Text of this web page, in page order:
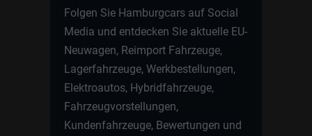
Folgen Sie Hamburgcars auf Social
Media und entdecken Sie aktuelle EU-
Neuwagen, Reimport Fahrzeuge,
Lagerfahrzeuge, Werkbestellungen,
Elektroautos, Hybridfahrzeuge,
Fahrzeugvorstellungen,
Kundenfahrzeuge, Bewertungen und